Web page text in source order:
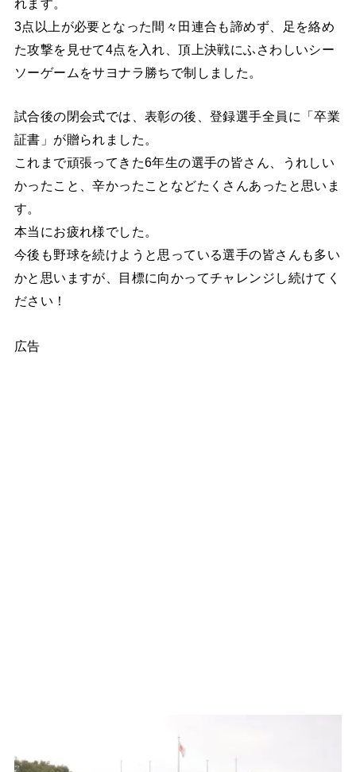
れます。
3点以上が必要となった間々田連合も諦めず、足を絡め
た攻撃を見せて4点を入れ、頂上決戦にふさわしいシー
ソーゲームをサヨナラ勝ちで制しました。
試合後の閉会式では、表彰の後、登録選手全員に「卒業
証書」が贈られました。
これまで頑張ってきた6年生の選手の皆さん、うれしい
かったこと、辛かったことなどたくさんあったと思いま
す。
本当にお疲れ様でした。
今後も野球を続けようと思っている選手の皆さんも多い
かと思いますが、目標に向かってチャレンジし続けてく
ださい！
広告